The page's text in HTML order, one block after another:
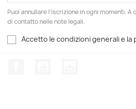
Puoi annullare l'iscrizione in ogni momenti. A
di contatto nelle note legali.
Accetto le condizioni generali e la